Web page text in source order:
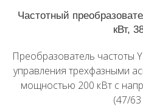
Частотный
кВт,
Преобразователь частоты
управления трехфазными
мощностью 200 кВт с
(47/63